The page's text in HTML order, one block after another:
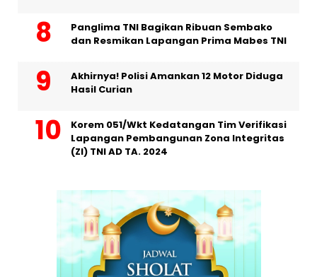
Panglima TNI Bagikan Ribuan Sembako
dan Resmikan Lapangan Prima Mabes TNI
Akhirnya! Polisi Amankan 12 Motor Diduga
Hasil Curian
Korem 051/Wkt Kedatangan Tim Verifikasi
Lapangan Pembangunan Zona Integritas
(ZI) TNI AD TA. 2024